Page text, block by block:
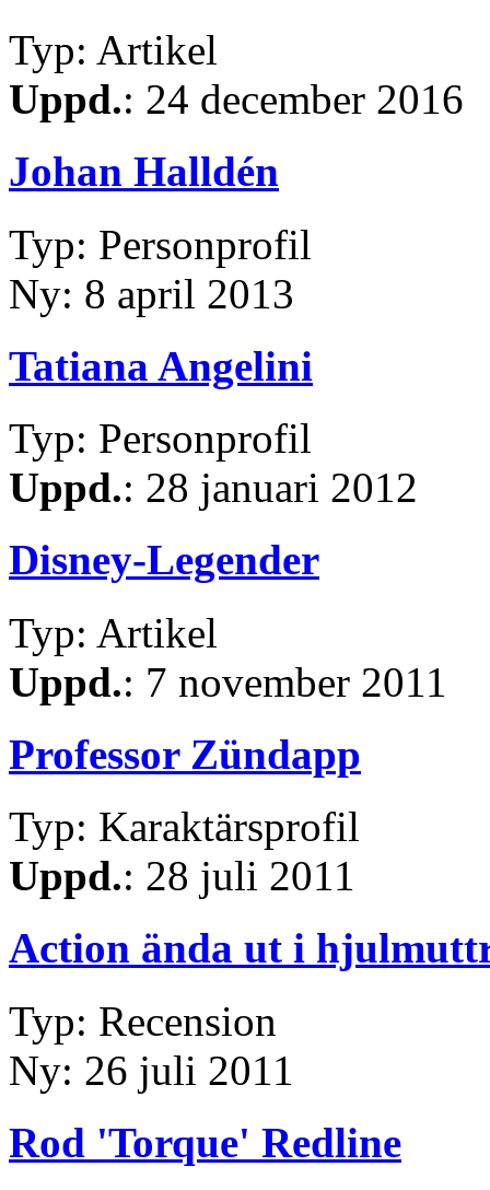
Typ: Artikel
Uppd.: 24 december 2016
Johan Halldén
Typ: Personprofil
Ny: 8 april 2013
Tatiana Angelini
Typ: Personprofil
Uppd.: 28 januari 2012
Disney-Legender
Typ: Artikel
Uppd.: 7 november 2011
Professor Zündapp
Typ: Karaktärsprofil
Uppd.: 28 juli 2011
Action ända ut i
Typ: Recension
Ny: 26 juli 2011
Rod 'Torque' Redline